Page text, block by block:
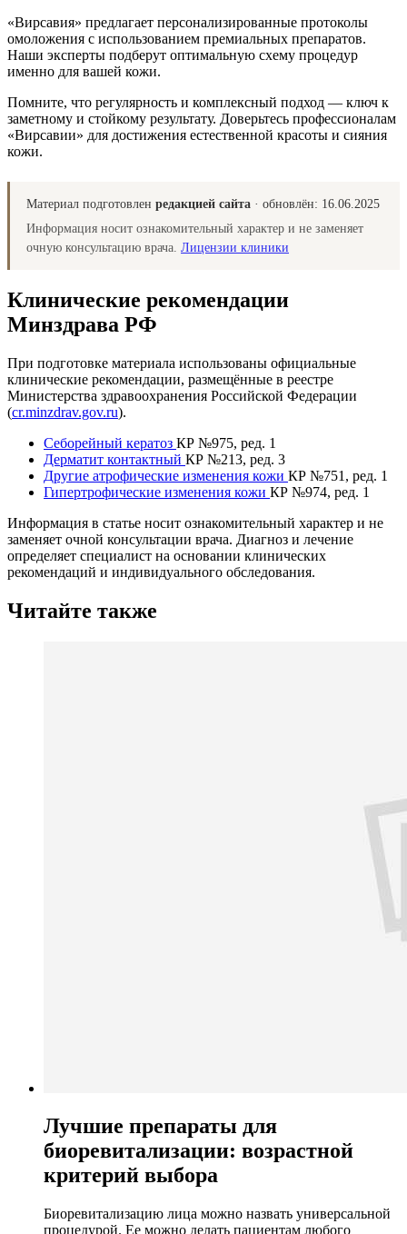
«Вирсавия» предлагает персонализированные протоколы
омоложения с использованием премиальных препаратов.
Наши эксперты подберут оптимальную схему процедур
именно для вашей кожи.
Помните, что регулярность и комплексный подход — ключ к
заметному и стойкому результату. Доверьтесь профессионалам
«Вирсавии» для достижения естественной красоты и сияния
кожи.
Материал подготовлен редакцией сайта · обновлён: 16.06.2025
Информация носит ознакомительный характер и не заменяет
очную консультацию врача. Лицензии клиники
Клинические рекомендации
Минздрава РФ
При подготовке материала использованы официальные
клинические рекомендации, размещённые в реестре
Министерства здравоохранения Российской Федерации
(cr.minzdrav.gov.ru).
Себорейный кератоз КР №975, ред. 1
Дерматит контактный КР №213, ред. 3
Другие атрофические изменения кожи КР №751, ред. 1
Гипертрофические изменения кожи КР №974, ред. 1
Информация в статье носит ознакомительный характер и не
заменяет очной консультации врача. Диагноз и лечение
определяет специалист на основании клинических
рекомендаций и индивидуального обследования.
Читайте также
Лучшие препараты для
биоревитализации: возрастной
критерий выбора
Биоревитализацию лица можно назвать универсальной
процедурой. Ее можно делать пациентам любого